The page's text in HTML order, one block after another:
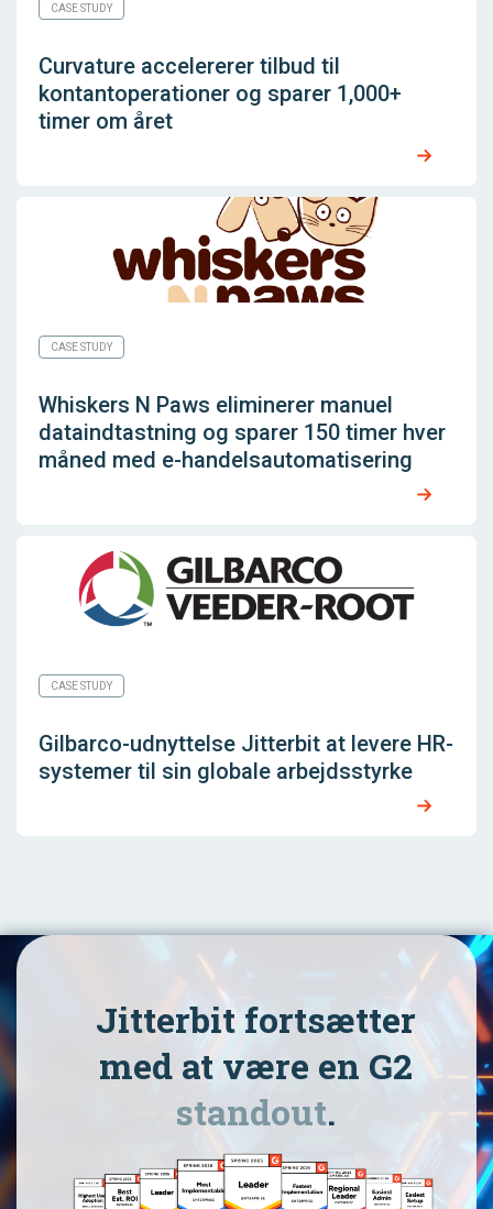
CASE STUDY
Curvature accelererer tilbud til
kontantoperationer og sparer 1,000+
timer om året
CASE STUDY
Whiskers N Paws eliminerer manuel
dataindtastning og sparer 150 timer hver
måned med e-handelsautomatisering
CASE STUDY
Gilbarco-udnyttelse Jitterbit at levere HR-
systemer til sin globale arbejdsstyrke
Jitterbit fortsætter
med at være en G2
standout.